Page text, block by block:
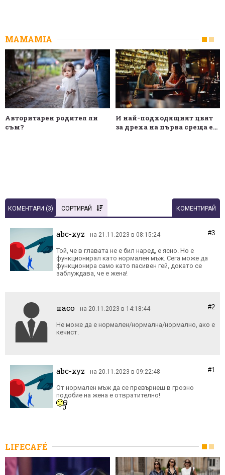
MAMAMIA
Авторитарен родител ли
съм?
И най-подходящият цвят
за дреха на първа среща е...
КОМЕНТАРИ (3) СОРТИРАЙ КОМЕНТИРАЙ
abc-xyz на 21.11.2023 в 08:15:24 #3
Той, че в главата не е бил наред, е ясно. Но е
функционирал като нормален мъж. Сега може да
функционира само като пасивен гeй, докато се
заблуждава, че е жена!
насо на 20.11.2023 в 14:18:44 #2
Не може да е нормален/нормална/нормално, ако е
кечист.
abc-xyz на 20.11.2023 в 09:22:48 #1
От нормален мъж да се превърнеш в грозно
LIFECAFÉ